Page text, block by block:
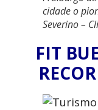
cidade o
Severino –
FIT